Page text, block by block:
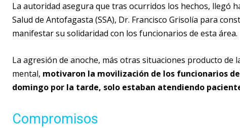
La autoridad asegura que tras ocurridos los hechos, llegó
Salud de Antofagasta (SSA), Dr. Francisco Grisolía para
manifestar su solidaridad con los funcionarios de esta área.
La agresión de anoche, más otras situaciones producto de
mental, motivaron la movilización de los funcionarios
domingo por la tarde, solo estaban atendiendo
Compromisos